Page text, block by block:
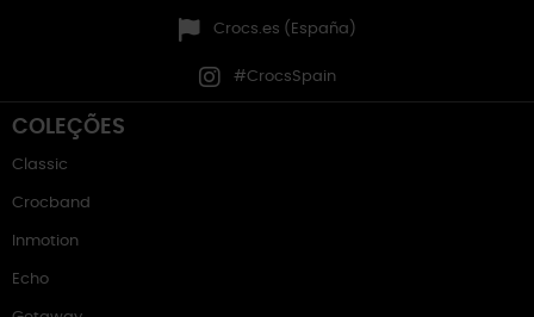
Crocs.es (España)
#CrocsSpain
COLEÇÕES
Classic
Crocband
Inmotion
Echo